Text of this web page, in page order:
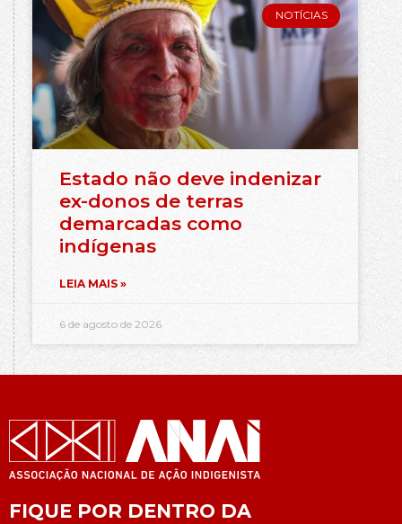
NOTÍCIAS
Estado não deve indenizar
ex-donos de terras
demarcadas como
indígenas
LEIA MAIS »
6 de agosto de 2026
FIQUE POR DENTRO DA